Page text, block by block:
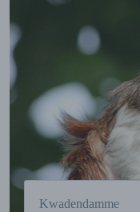
Kwadendamme